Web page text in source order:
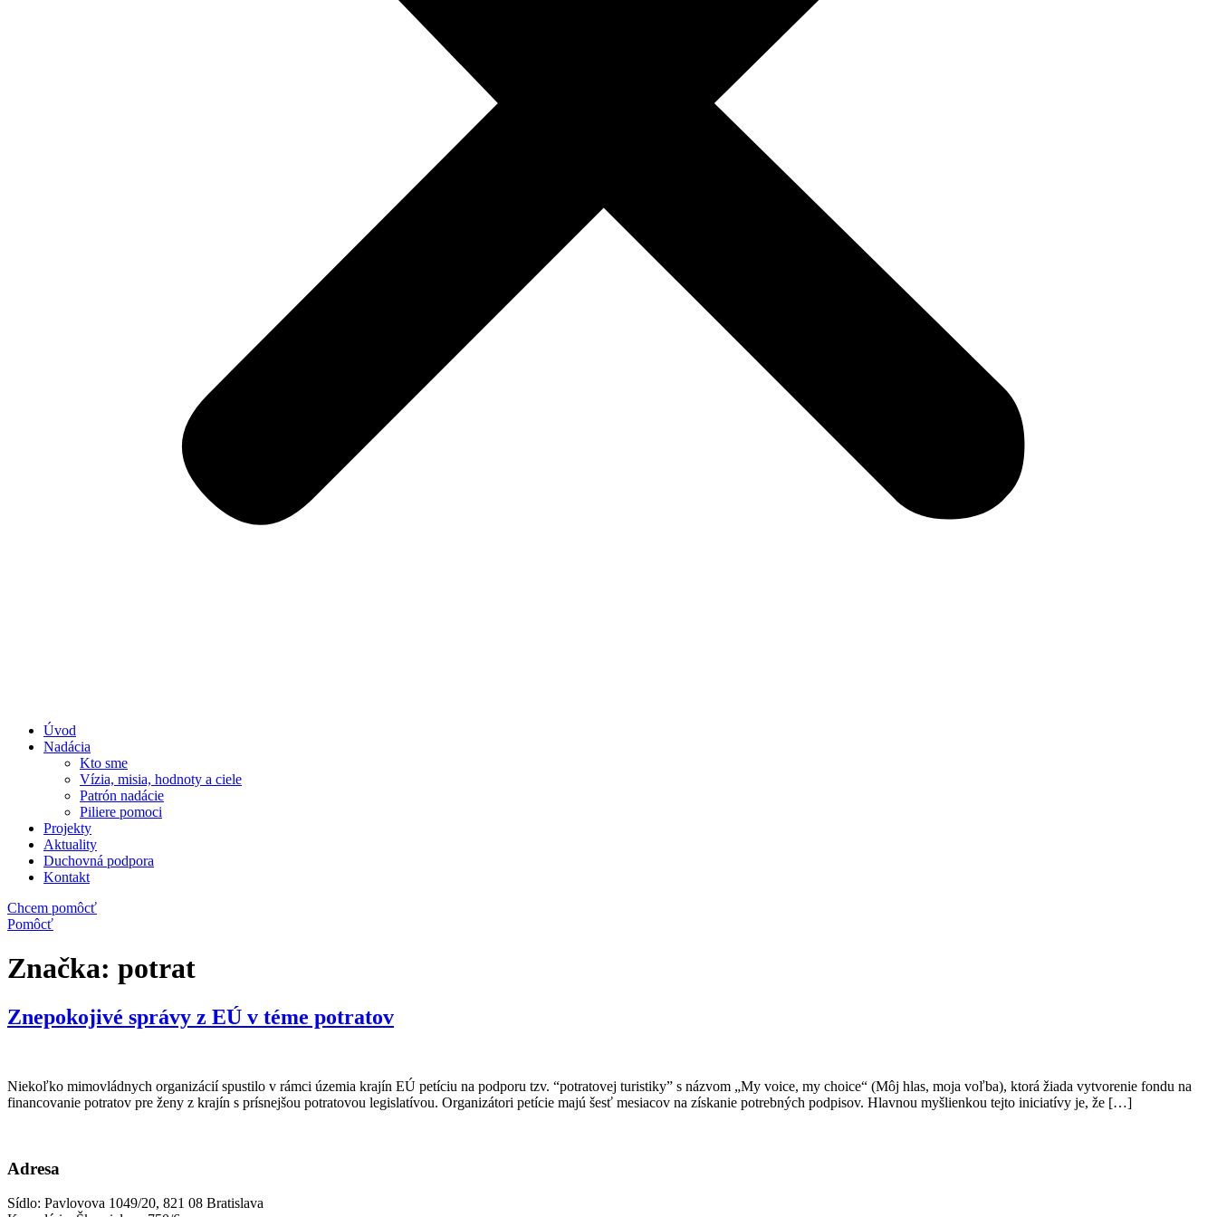
Úvod
Nadácia
Kto sme
Vízia, misia, hodnoty a ciele
Patrón nadácie
Piliere pomoci
Projekty
Aktuality
Duchovná podpora
Kontakt
Chcem pomôcť
Pomôcť
Značka: potrat
Znepokojivé správy z EÚ v téme potratov
Niekoľko mimovládnych organizácií spustilo v rámci územia krajín EÚ petíciu na podporu tzv. “potratovej turistiky” s názvom „My voice, my choice“ (Môj hlas, moja voľba), ktorá žiada vytvorenie fondu na
financovanie potratov pre ženy z krajín s prísnejšou potratovou legislatívou. Organizátori petície majú šesť mesiacov na získanie potrebných podpisov. Hlavnou myšlienkou tejto iniciatívy je, že […]
Adresa
Sídlo: Pavlovova 1049/20, 821 08 Bratislava